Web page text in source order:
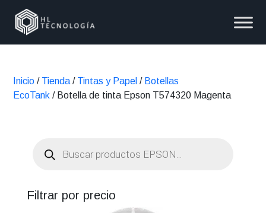
Inicio / Tienda / Tintas y Papel / Botellas
EcoTank / Botella de tinta Epson T574320 Magenta
productos
Filtrar por precio